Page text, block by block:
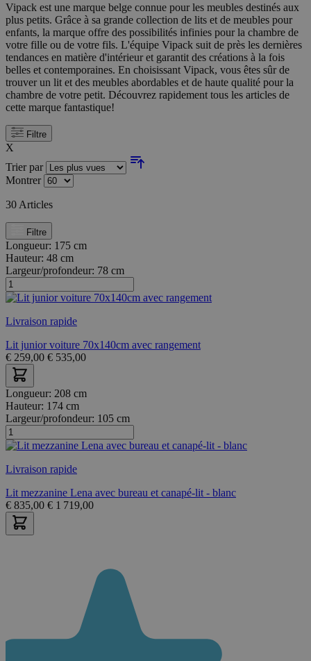
Vipack est une marque belge connue pour les meubles destinés aux
plus petits. Grâce à sa grande collection de lits et de meubles pour
enfants, la marque offre des possibilités infinies pour la chambre de
votre fille ou de votre fils. L'équipe Vipack suit de près les dernières
tendances en matière d'intérieur et garantit des créations à la fois
belles et contemporaines. En choisissant Vipack, vous êtes sûr de
trouver un lit et des meubles abordables et de haute qualité pour la
chambre de votre petit. Découvrez rapidement tous les articles de
cette marque fantastique!
Filtre
X
Trier par
Montrer
30 Articles
Filtre
Longueur: 175 cm
Hauteur: 48 cm
Largeur/profondeur: 78 cm
Livraison rapide
Lit junior voiture 70x140cm avec rangement
€ 259,00 € 535,00
Longueur: 208 cm
Hauteur: 174 cm
Largeur/profondeur: 105 cm
Livraison rapide
Lit mezzanine Lena avec bureau et canapé-lit - blanc
€ 835,00 € 1 719,00